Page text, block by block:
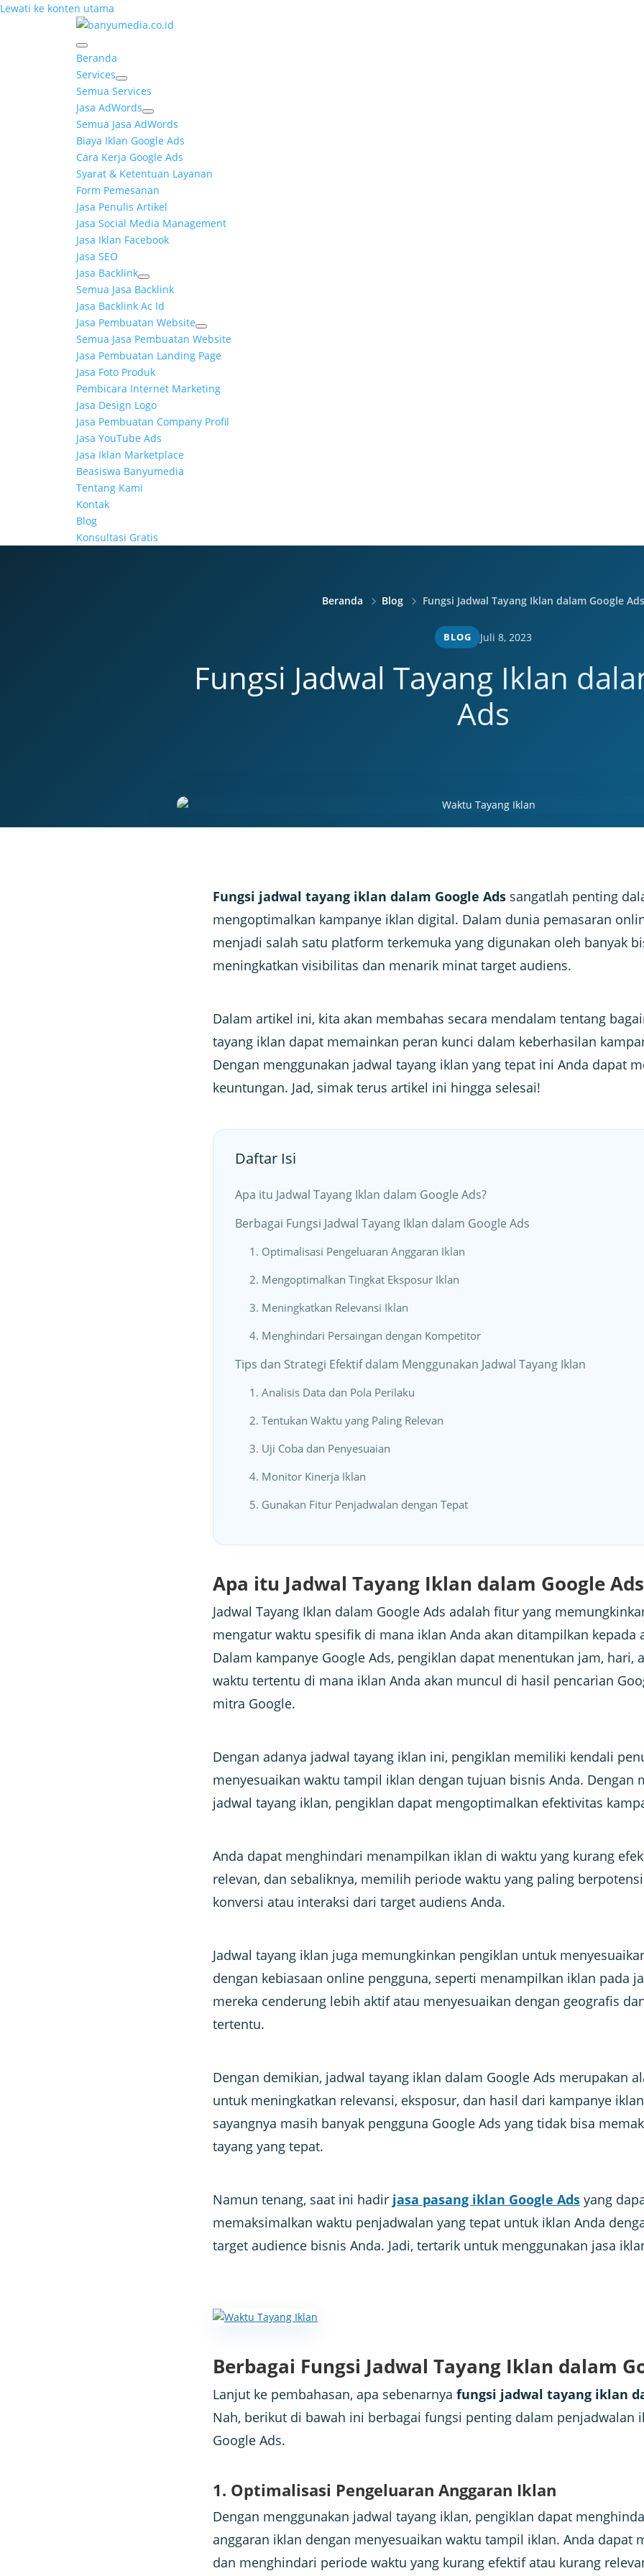
Lewati ke konten utama
Beranda
Services
Semua Services
Jasa AdWords
Semua Jasa AdWords
Biaya Iklan Google Ads
Cara Kerja Google Ads
Syarat & Ketentuan Layanan
Form Pemesanan
Jasa Penulis Artikel
Jasa Social Media Management
Jasa Iklan Facebook
Jasa SEO
Jasa Backlink
Semua Jasa Backlink
Jasa Backlink Ac Id
Jasa Pembuatan Website
Semua Jasa Pembuatan Website
Jasa Pembuatan Landing Page
Jasa Foto Produk
Pembicara Internet Marketing
Jasa Design Logo
Jasa Pembuatan Company Profil
Jasa YouTube Ads
Jasa Iklan Marketplace
Beasiswa Banyumedia
Tentang Kami
Kontak
Blog
Konsultasi Gratis
Beranda Blog Fungsi Jadwal Tayang Iklan dalam Google Ads
BLOG Juli 8, 2023
Fungsi Jadwal Tayang Iklan
Ads
Fungsi jadwal tayang iklan dalam Google Ads sangatlah penting
mengoptimalkan kampanye iklan digital. Dalam dunia pemasaran
menjadi salah satu platform terkemuka yang digunakan oleh banyak
meningkatkan visibilitas dan menarik minat target audiens.
Dalam artikel ini, kita akan membahas secara mendalam tentang
tayang iklan dapat memainkan peran kunci dalam keberhasilan
Dengan menggunakan jadwal tayang iklan yang tepat ini Anda dapat
keuntungan. Jad, simak terus artikel ini hingga selesai!
Daftar Isi
Apa itu Jadwal Tayang Iklan dalam Google Ads?
Berbagai Fungsi Jadwal Tayang Iklan dalam Google Ads
1. Optimalisasi Pengeluaran Anggaran Iklan
2. Mengoptimalkan Tingkat Eksposur Iklan
3. Meningkatkan Relevansi Iklan
4. Menghindari Persaingan dengan Kompetitor
Tips dan Strategi Efektif dalam Menggunakan Jadwal Tayang Iklan
1. Analisis Data dan Pola Perilaku
2. Tentukan Waktu yang Paling Relevan
3. Uji Coba dan Penyesuaian
4. Monitor Kinerja Iklan
5. Gunakan Fitur Penjadwalan dengan Tepat
Apa itu Jadwal Tayang Iklan dalam Google
Jadwal Tayang Iklan dalam Google Ads adalah fitur yang
mengatur waktu spesifik di mana iklan Anda akan ditampilkan kepada
Dalam kampanye Google Ads, pengiklan dapat menentukan jam, hari,
waktu tertentu di mana iklan Anda akan muncul di hasil pencarian
mitra Google.
Dengan adanya jadwal tayang iklan ini, pengiklan memiliki kendali
menyesuaikan waktu tampil iklan dengan tujuan bisnis Anda. Dengan
jadwal tayang iklan, pengiklan dapat mengoptimalkan efektivitas
Anda dapat menghindari menampilkan iklan di waktu yang kurang
relevan, dan sebaliknya, memilih periode waktu yang paling
konversi atau interaksi dari target audiens Anda.
Jadwal tayang iklan juga memungkinkan pengiklan untuk
dengan kebiasaan online pengguna, seperti menampilkan iklan pada
mereka cenderung lebih aktif atau menyesuaikan dengan geografis
tertentu.
Dengan demikian, jadwal tayang iklan dalam Google Ads merupakan
untuk meningkatkan relevansi, eksposur, dan hasil dari kampanye
sayangnya masih banyak pengguna Google Ads yang tidak bisa
tayang yang tepat.
Namun tenang, saat ini hadir jasa pasang iklan Google Ads yang
memaksimalkan waktu penjadwalan yang tepat untuk iklan Anda
target audience bisnis Anda. Jadi, tertarik untuk menggunakan jasa
Berbagai Fungsi Jadwal Tayang Iklan dalam
Lanjut ke pembahasan, apa sebenarnya fungsi jadwal tayang iklan
Nah, berikut di bawah ini berbagai fungsi penting dalam penjadwalan
Google Ads.
1. Optimalisasi Pengeluaran Anggaran Iklan
Dengan menggunakan jadwal tayang iklan, pengiklan dapat
anggaran iklan dengan menyesuaikan waktu tampil iklan. Anda dapat
dan menghindari periode waktu yang kurang efektif atau kurang